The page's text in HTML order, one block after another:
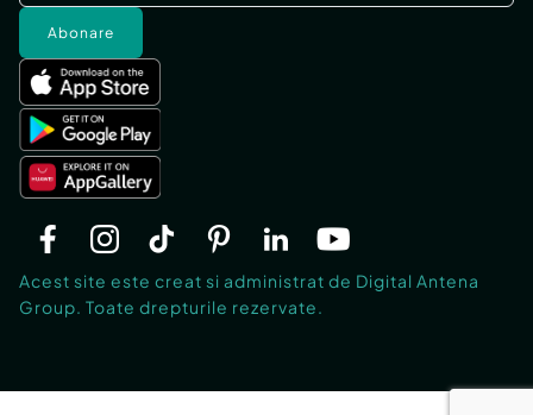
Abonare
Acest site este creat si administrat de Digital Antena
Group. Toate drepturile rezervate.